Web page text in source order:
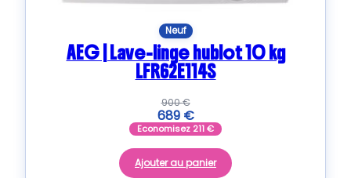
Neuf
AEG | Lave-linge hublot 10 kg
LFR62E114S
900€
689 €
Economisez 211€
Ajouter au panier